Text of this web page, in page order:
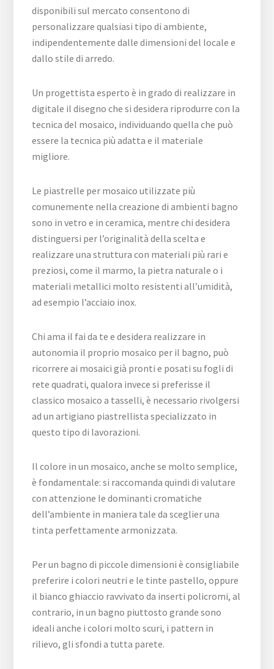
disponibili sul mercato consentono di
personalizzare qualsiasi tipo di ambiente,
indipendentemente dalle dimensioni del locale e
dallo stile di arredo.
Un progettista esperto è in grado di realizzare in
digitale il disegno che si desidera riprodurre con la
tecnica del mosaico, individuando quella che può
essere la tecnica più adatta e il materiale
migliore.
Le piastrelle per mosaico utilizzate più
comunemente nella creazione di ambienti bagno
sono in vetro e in ceramica, mentre chi desidera
distinguersi per l’originalità della scelta e
realizzare una struttura con materiali più rari e
preziosi, come il marmo, la pietra naturale o i
materiali metallici molto resistenti all’umidità,
ad esempio l’acciaio inox.
Chi ama il fai da te e desidera realizzare in
autonomia il proprio mosaico per il bagno, può
ricorrere ai mosaici già pronti e posati su fogli di
rete quadrati, qualora invece si preferisse il
classico mosaico a tasselli, è necessario rivolgersi
ad un artigiano piastrellista specializzato in
questo tipo di lavorazioni.
Il colore in un mosaico, anche se molto semplice,
è fondamentale: si raccomanda quindi di valutare
con attenzione le dominanti cromatiche
dell’ambiente in maniera tale da sceglier una
tinta perfettamente armonizzata.
Per un bagno di piccole dimensioni è consigliabile
preferire i colori neutri e le tinte pastello, oppure
il bianco ghiaccio ravvivato da inserti policromi, al
contrario, in un bagno piuttosto grande sono
ideali anche i colori molto scuri, i pattern in
rilievo, gli sfondi a tutta parete.